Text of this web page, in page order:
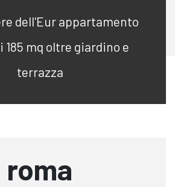
dell'Eur appartamento
185 mq oltre giardino e
terrazza
roma